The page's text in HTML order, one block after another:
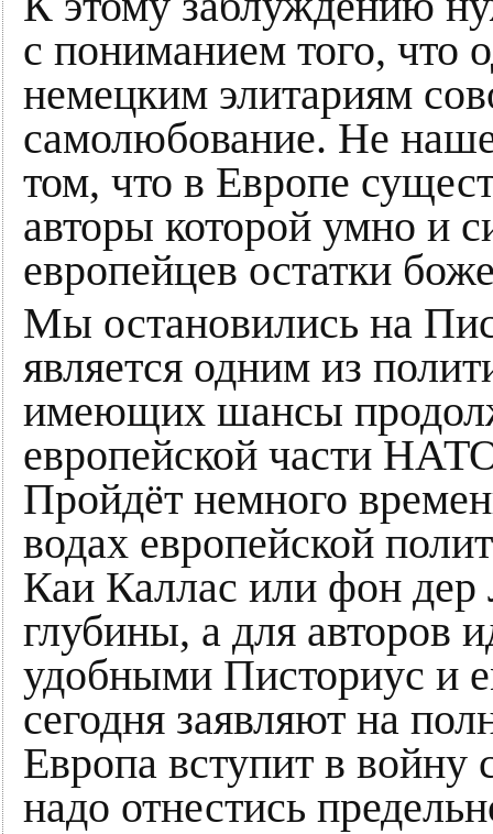
с пониманием того, что
немецким элитариям
самолюбование. Не
том, что в Европе
авторы которой умно и
европейцев остатки
Мы остановились на
является одним из
имеющих шансы
европейской части
Пройдёт немного
водах европейской
Каи Каллас или фон дер
глубины, а для авторов
удобными Писториус и
сегодня заявляют на
Европа вступит в войну
надо отнестись